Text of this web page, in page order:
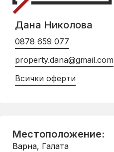
Дана Николова
0878 659 077
property.dana@gmail.com
Всички оферти
Местоположение:
Варна, Галата